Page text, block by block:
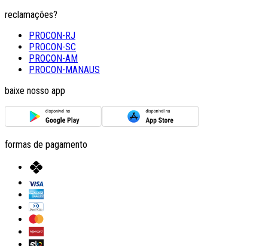
reclamações?
PROCON-RJ
PROCON-SC
PROCON-AM
PROCON-MANAUS
baixe nosso app
formas de pagamento